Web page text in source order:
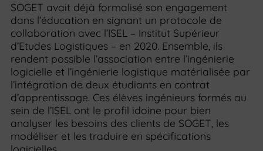
SOGET avait déjà formalisé son engagement
dans l’éducation en signant un protocole de
collaboration avec l’ISEL – Institut Supérieur
d’Etudes Logistiques – en 2020. Ensemble, ils
rendent possible l’association entre l’ingénierie
logicielle et l’ingénierie logistique matérialisée par
l’intégration de deux étudiants en contrat
d’apprentissage. Ces élèves ingénieurs formés au
sein de l’ISEL ont le profil idoine pour bien
analyser les besoins des clients de SOGET, les
modéliser et les traduire en spécifications